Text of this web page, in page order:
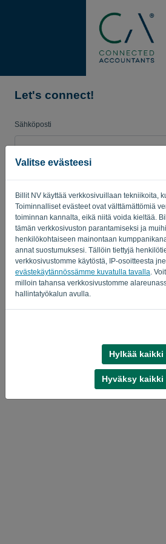
Valitse evästeesi
Billit NV käyttää verkkosivuillaan tekniikoita,
Toiminnalliset evästeet ovat välttämättömiä
toiminnan kannalta, eikä niitä voida kieltää.
tämän verkkosivuston parantamiseksi ja
henkilökohtaiseen mainontaan
annat suostumuksesi. Tällöin tiettyjä
verkkosivustomme käytöstä, IP-osoitteesta
evästekäytännössämme kuvatulla tavalla .
milloin tahansa verkkosivustomme
hallintatyökalun avulla.
Hylkää
Hyväksy
Let's connect!
Sähköposti
Salasana
Muistuta minua
KIRJAUDU